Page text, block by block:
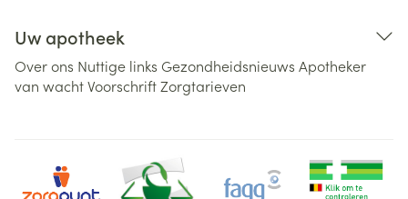
Uw apotheek
Over ons Nuttige links Gezondheidsnieuws Apotheker
van wachtVoorschriftZorgtarieven